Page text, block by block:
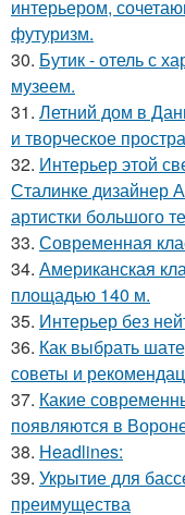
интерьером,
футуризм.
30. Бутик - отель с
музеем.
31. Летний дом в
и творческое
32. Интерьер этой
Сталинке дизайнер
артистки большого
33. Современная
34. Американская
площадью 140 м.
35. Интерьер без
36. Как выбрать
советы и
37. Какие
появляются в
38. Headlines:
39. Укрытие для
преимущества